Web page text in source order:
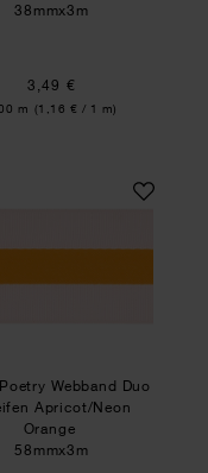
38mmx3m
3,49 €
m (1,16 € / 1 m)
Streifen Gelb/ Neon
Paper Poetry
Webband Duo
Apricot/Neon
Orange
58mmx3m